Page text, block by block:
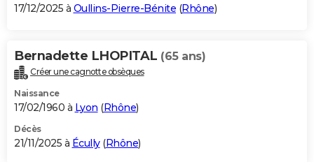
17/12/2025 à Oullins-Pierre-Bénite (Rhône)
Bernadette LHOPITAL (65 ans)
Créer une cagnotte obsèques
Naissance
17/02/1960 à Lyon (Rhône)
Décès
21/11/2025 à Écully(Rhône)